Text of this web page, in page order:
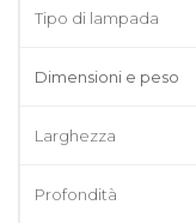
Tipo di lampada
Dimensioni e peso
Larghezza
Profondità